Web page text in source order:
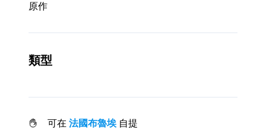
原作
類型
可在 法國布魯埃 自提